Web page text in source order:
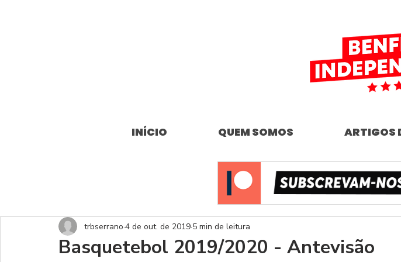
INÍCIO QUEM SOMOS ARTIGOS
Basquetebol 2019/2020 - Antevisão
trbserrano 4 de out. de 2019 5 min de leitura